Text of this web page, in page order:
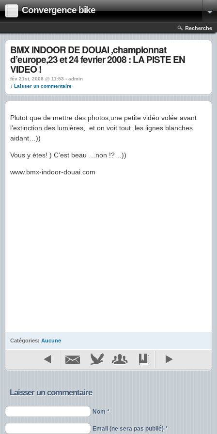
Convergence bike
Recherche
BMX INDOOR DE DOUAI ,championnat
d’europe,23 et 24 fevrier 2008 : LA PISTE EN
VIDEO !
fév 21st, 2008 @ 11:53 › admin
↓ Laisser un commentaire
Plutot que de mettre des photos,une petite vidéo volée avant
l’extinction des lumières,..et on voit tout ,les lignes blanches
aidant…))
Vous y ètes! ) C’est beau …non !?…))
www.bmx-indoor-douai.com
Catégories: Aucune
Laisser un commentaire
Nom *
Email (ne sera pas publié) *